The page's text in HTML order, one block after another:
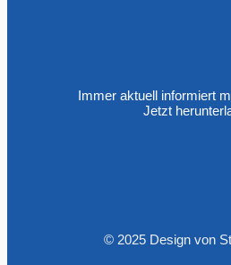
Immer aktuell informiert
Jetzt
© 2025 Design von